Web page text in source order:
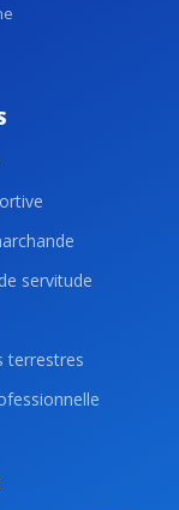
servitude
terrestres